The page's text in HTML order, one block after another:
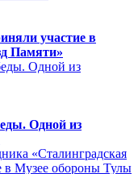
участие в
Памяти»
Одной из